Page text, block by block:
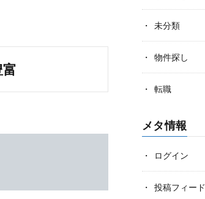
未分類
物件探し
転職
メタ情報
ログイン
投稿フィード